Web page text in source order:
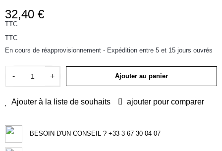
32,40 €
TTC
TTC
En cours de réapprovisionnement - Expédition entre 5 et 15 jours ouvrés
- + Ajouter au panier
Ajouter à la liste de souhaits ajouter pour comparer
BESOIN D'UN CONSEIL ? +33 3 67 30 04 07